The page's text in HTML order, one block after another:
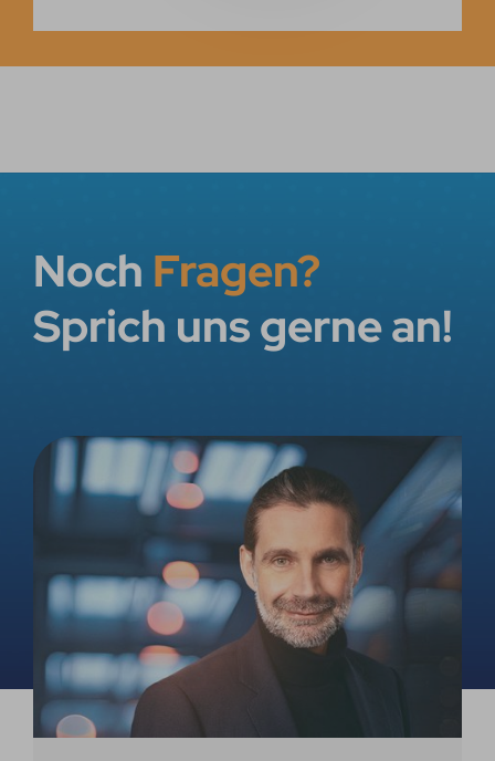
Noch Fragen?
Sprich uns gerne an!